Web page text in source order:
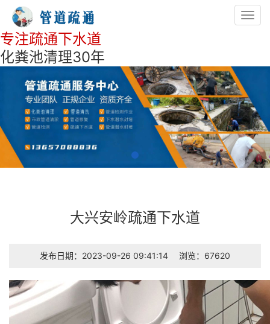
专注疏通下水道
化粪池清理30年
大兴安岭疏通下水道
发布日期：2023-09-26 09:41:14 浏览：67620